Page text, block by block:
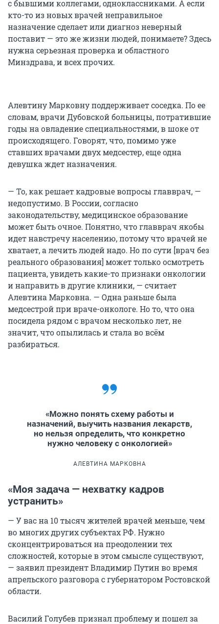
с бывшими коллегами, одноклассниками. А если
кто-то из новых врачей неправильное
назначение сделает или диагноз неверный
поставит — это же жизни людей, понимаете? Здесь
нужна серьезная проверка и областного
Минздрава, и всех прочих.
Алевтину Марковну поддерживает соседка. По ее
словам, врачи Дубовской больницы, потратившие
годы на овладение специальностями, в шоке от
происходящего. Говорят, что, помимо уже
ставших врачами двух медсестер, еще одна
девушка ждет назначения.
— То, как решает кадровые вопросы главврач, —
недопустимо. В России, согласно
законодательству, медицинское образование
может быть очное. Понятно, что главврач якобы
идет навстречу населению, потому что врачей не
хватает, а лечить людей надо. Но по сути [врач без
реального образования] может только осмотреть
пациента, увидеть какие-то признаки онкологии
и направить в другие клиники, — считает
Алевтина Марковна. — Одна раньше была
медсестрой при враче-онкологе. Но то, что она
посидела рядом с врачом несколько лет, не
значит, что опылилась и стала во всём
разбираться.
«Можно понять схему работы и
назначений, выучить названия лекарств,
но нельзя определить, что конкретно
нужно человеку с онкологией»
АЛЕВТИНА МАРКОВНА
«Моя задача — нехватку кадров
устранить»
— У вас на 10 тысяч жителей врачей меньше, чем
во многих других субъектах РФ. Нужно
сконцентрироваться на преодолении тех
сложностей, которые в этом смысле существуют,
— заявил президент Владимир Путин во время
апрельского разговора с губернатором Ростовской
области.
Василий Голубев признал проблему и пошел за